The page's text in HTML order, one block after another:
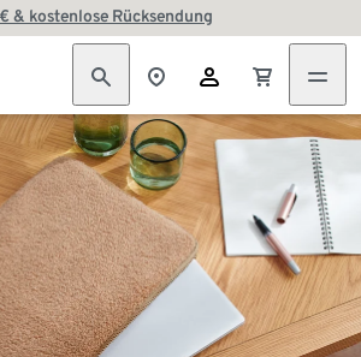
& kostenlose Rücksendung